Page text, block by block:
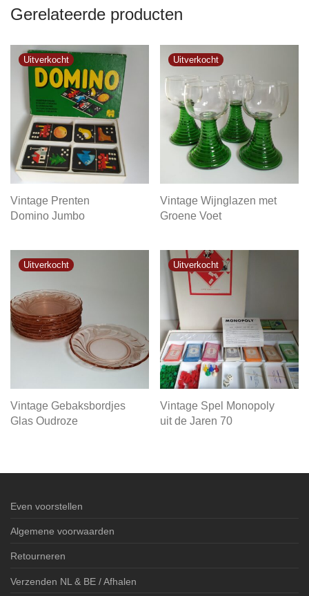
Gerelateerde producten
Vintage Prenten
Domino Jumbo
Vintage Wijnglazen met
Groene Voet
Vintage Gebaksbordjes
Glas Oudroze
Vintage Spel Monopoly
uit de Jaren 70
Even voorstellen
Algemene voorwaarden
Retourneren
Verzenden NL & BE / Afhalen